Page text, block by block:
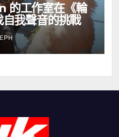
的工作室在《輪
我聲音的挑戰